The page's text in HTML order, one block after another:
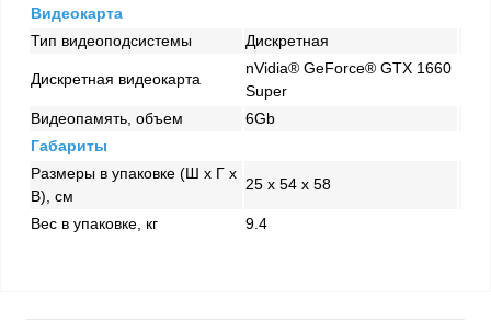
Видеокарта
Тип видеоподсистемы
Дискретная
Дискретная видеокарта
nVidia® GeForce® GTX 1660
Super
Видеопамять, объем
6Gb
Габариты
Размеры в упаковке (Ш x Г x
В), см
25 x 54 x 58
Вес в упаковке, кг 9.4